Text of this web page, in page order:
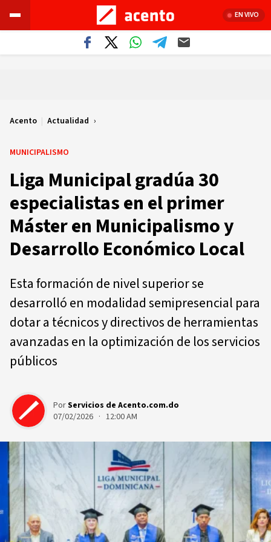
EN VIVO
Acento | Actualidad
MUNICIPALISMO
Liga Municipal gradúa 30
especialistas en el primer
Máster en Municipalismo y
Desarrollo Económico Local
Esta formación de nivel superior se
desarrolló en modalidad semipresencial para
dotar a técnicos y directivos de herramientas
avanzadas en la optimización de los servicios
públicos
PorServicios de Acento.com.do
07/02/2026 · 12:00 AM